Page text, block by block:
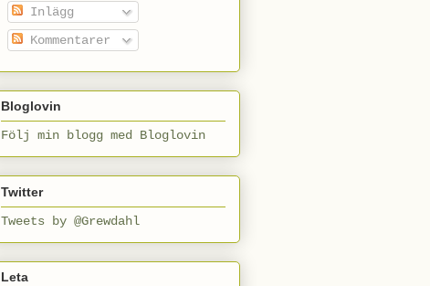
Inlägg
Kommentarer
Bloglovin
Följ min blogg med Bloglovin
Twitter
Tweets by @Grewdahl
Leta